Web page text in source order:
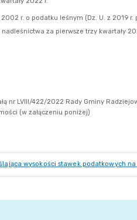
wysokości stawek podatkowych